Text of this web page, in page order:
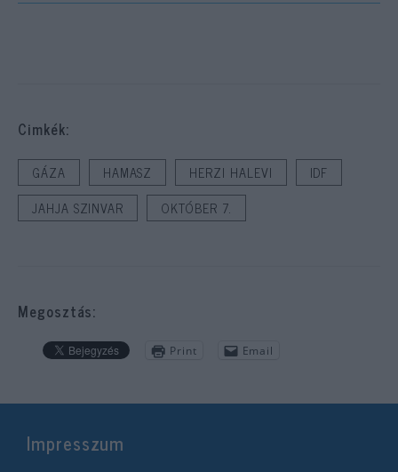
Cimkék:
GÁZA HAMASZ HERZI HALEVI
IDF
JAHJA SZINVAR
OKTÓBER 7.
Megosztás:
Print Email
Impresszum